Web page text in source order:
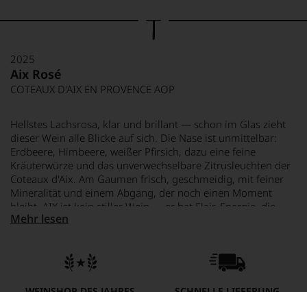
2025
Aix Rosé
COTEAUX D'AIX EN PROVENCE AOP
Hellstes Lachsrosa, klar und brillant — schon im Glas zieht
dieser Wein alle Blicke auf sich. Die Nase ist unmittelbar:
Erdbeere, Himbeere, weißer Pfirsich, dazu eine feine
Kräuterwürze und das unverwechselbare Zitrusleuchten der
Coteaux d'Aix. Am Gaumen frisch, geschmeidig, mit feiner
Mineralität und einem Abgang, der noch einen Moment
bleibt. AIX ist kein stiller Wein — er hat Flair, Energie, die
mühelose Eleganz eines Abends in Cannes. Einer, der bei
dabei so präzise gemacht, dass man die Leichtigkeit fast für
selbstverständlich hält.
Mehr lesen